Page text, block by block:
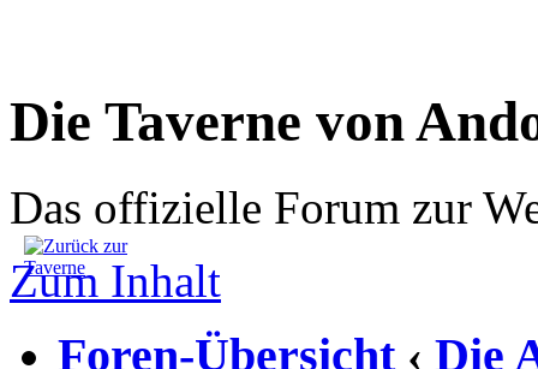
Die Taverne von
Das offizielle Forum zur
Zum Inhalt
Foren-Übersicht ‹ Die